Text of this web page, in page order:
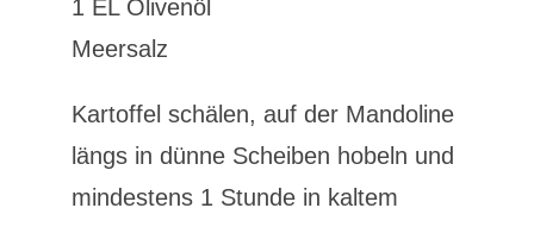
1 EL Olivenöl
Meersalz
Kartoffel schälen, auf der Mandoline
längs in dünne Scheiben hobeln und
mindestens 1 Stunde in kaltem